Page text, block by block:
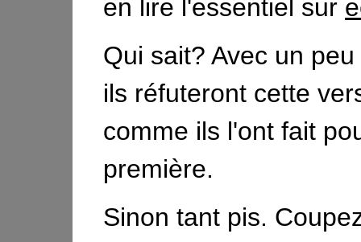
en lire l'essentiel sur
Qui sait? Avec un
ils réfuteront cette
comme ils l'ont fait
première.
Sinon tant pis.